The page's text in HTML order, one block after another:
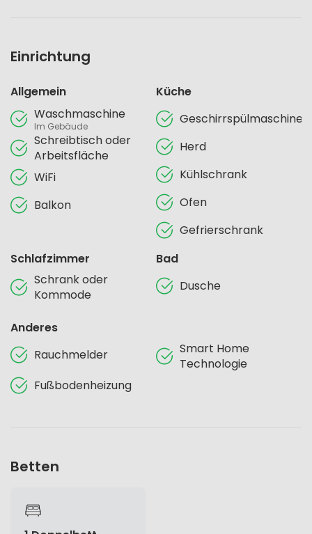
Einrichtung
Allgemein
Waschmaschine
Im Gebäude
Schreibtisch oder
Arbeitsfläche
WiFi
Balkon
Küche
Geschirrspülmaschine
Herd
Kühlschrank
Ofen
Gefrierschrank
Schlafzimmer
Schrank oder
Kommode
Bad
Dusche
Anderes
Rauchmelder
Smart Home
Technologie
Fußbodenheizung
Betten